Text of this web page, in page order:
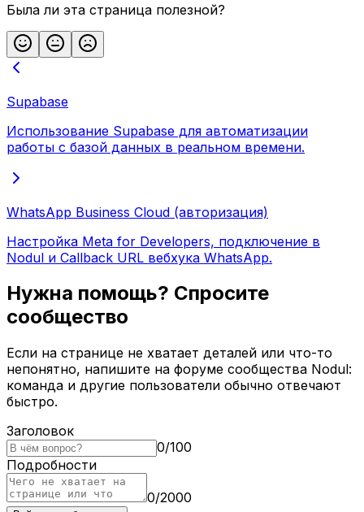
Была ли эта страница полезной?
Supabase
Использование Supabase для автоматизации
работы с базой данных в реальном времени.
WhatsApp Business Cloud (авторизация)
Настройка Meta for Developers, подключение в
Nodul и Callback URL вебхука WhatsApp.
Нужна помощь? Спросите
сообщество
Если на странице не хватает деталей или что-то
непонятно, напишите на форуме сообщества Nodul:
команда и другие пользователи обычно отвечают
быстро.
Заголовок
0/100
Подробности
0/2000